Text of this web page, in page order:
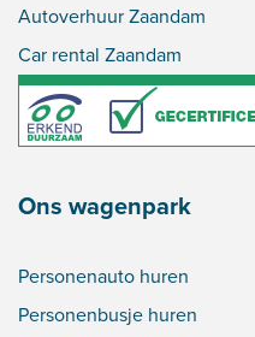
Autoverhuur Zaandam
Car rental Zaandam
Ons wagenpark
Personenauto huren
Personenbusje huren